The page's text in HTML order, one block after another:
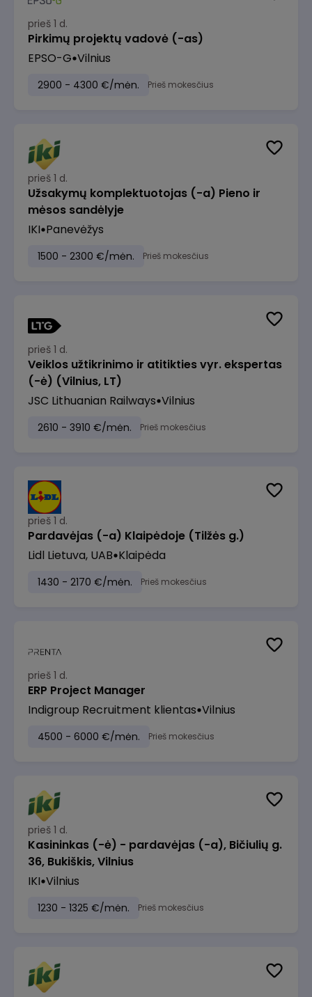
prieš 1 d.
Pirkimų projektų vadovė (-as)
EPSO-G Vilnius
2900 - 4300 €/mėn. Prieš mokesčius
prieš 1 d.
Užsakymų komplektuotojas (-a) Pieno ir
mėsos sandėlyje
IKI Panevėžys
1500 - 2300 €/mėn. Prieš mokesčius
prieš 1 d.
Veiklos užtikrinimo ir atitikties vyr. ekspertas
(-ė) (Vilnius, LT)
JSC Lithuanian Railways Vilnius
2610 - 3910 €/mėn. Prieš mokesčius
prieš 1 d.
Pardavėjas (-a) Klaipėdoje (Tilžės g.)
Lidl Lietuva, UAB Klaipėda
1430 - 2170 €/mėn. Prieš mokesčius
prieš 1 d.
ERP Project Manager
Indigroup Recruitment klientas Vilnius
4500 - 6000 €/mėn. Prieš mokesčius
prieš 1 d.
Kasininkas (-ė) - pardavėjas (-a), Bičiulių g.
36, Bukiškis, Vilnius
IKI Vilnius
1230 - 1325 €/mėn. Prieš mokesčius